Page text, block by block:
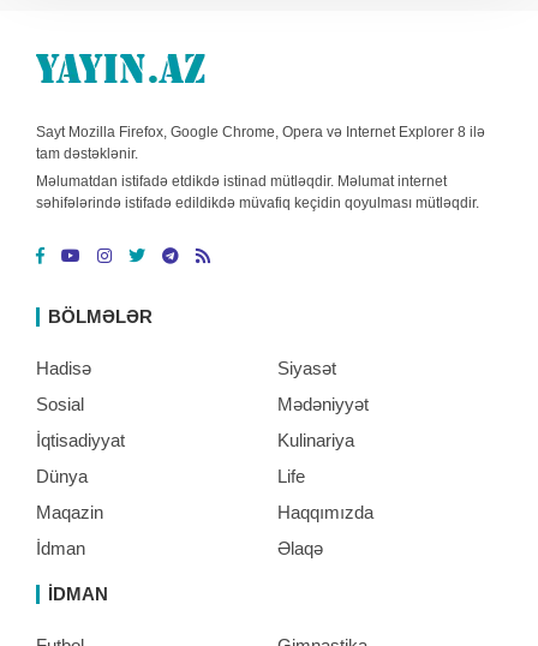
Sayt Mozilla Firefox, Google Chrome, Opera və Internet Explorer 8 ilə
tam dəstəklənir.
Məlumatdan istifadə etdikdə istinad mütləqdir. Məlumat internet
səhifələrində istifadə edildikdə müvafiq keçidin qoyulması mütləqdir.
BÖLMƏLƏR
Hadisə
Sosial
İqtisadiyyat
Dünya
Maqazin
İdman
Siyasət
Mədəniyyət
Kulinariya
Life
Haqqımızda
Əlaqə
İDMAN